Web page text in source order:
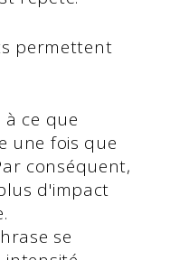
permettent
ce que
une fois que
conséquent,
d'impact
se